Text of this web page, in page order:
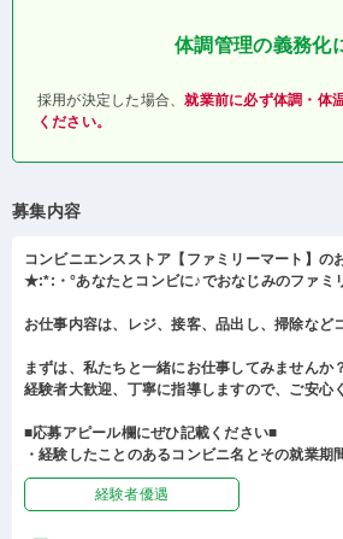
体調管理の義務化
採用が決定した場合、就業前に必ず体調・体
ください。
募集内容
コンビニエンスストア【ファミリーマート】の
★:*:・°あなたとコンビに♪でおなじみのファ
お仕事内容は、レジ、接客、品出し、掃除など
まずは、私たちと一緒にお仕事してみませんか
経験者大歓迎、丁寧に指導しますので、ご安心
■応募アピール欄にぜひ記載ください■
・経験したことのあるコンビニ名とその就業期
経験者優遇